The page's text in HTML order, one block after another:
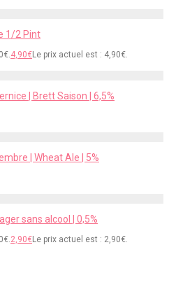
1/2 Pint
4,90€Le prix actuel est : 4,90€.
| Brett Saison | 6,5%
| Wheat Ale | 5%
sans alcool | 0,5%
2,90€Le prix actuel est : 2,90€.